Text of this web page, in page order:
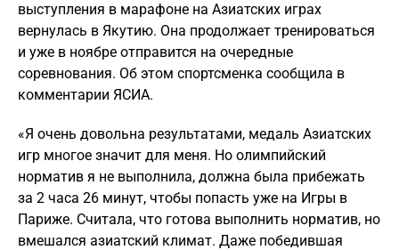
выступления в марафоне на Азиатских играх
вернулась в Якутию. Она продолжает тренироваться
и уже в ноябре отправится на очередные
соревнования. Об этом спортсменка сообщила в
комментарии ЯСИА.
«Я очень довольна результатами, медаль Азиатских
игр многое значит для меня. Но олимпийский
норматив я не выполнила, должна была прибежать
за 2 часа 26 минут, чтобы попасть уже на Игры в
Париже. Считала, что готова выполнить норматив, но
вмешался азиатский климат. Даже победившая